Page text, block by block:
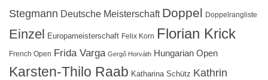
Stegmann Deutsche Meisterschaft Doppel Doppelrangliste
Einzel Europameisterschaft Felix Korn Florian Krick
French Open Frida Varga Gergő Horváth Hungarian Open
Karsten-Thilo Raab Katharina Schütz Kathrin